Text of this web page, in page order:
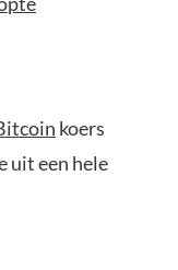
koers
uit een hele